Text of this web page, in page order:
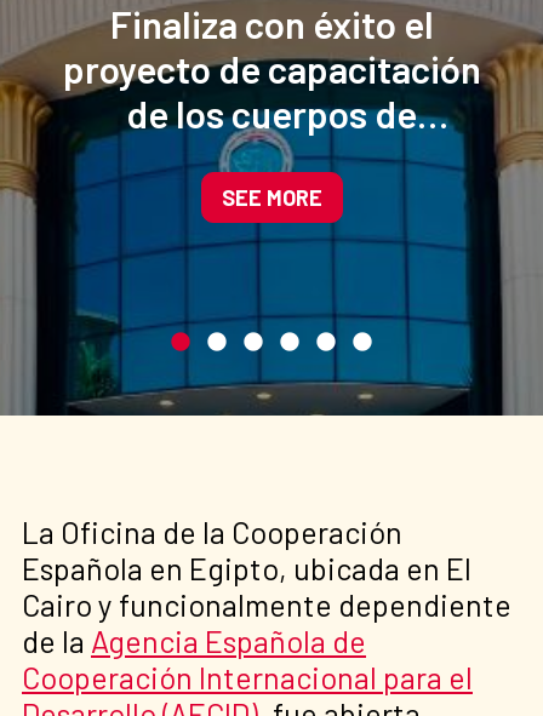
Finaliza con éxito el
proyecto de capacitación
de los cuerpos de
seguridad egipcio apoyado
por el Ministerio de Interior
de España
SEE MORE
La Oficina de la Cooperación
Española en Egipto, ubicada en El
Cairo y funcionalmente dependiente
de la Agencia Española de
Cooperación Internacional para el